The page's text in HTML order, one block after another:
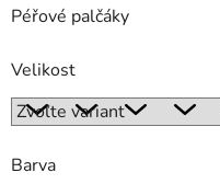
Péřové palčáky
Velikost
Barva